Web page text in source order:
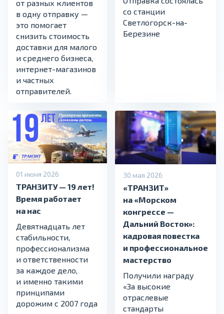
от разных клиентов
в одну отправку —
это помогает
снизить стоимость
доставки для малого
и среднего бизнеса,
интернет-магазинов
и частных
отправителей.
со станции
Светлогорск-на-
Березине
01 июня 2026
ТРАНЗИТУ — 19 лет!
Время работает
на нас
Девятнадцать лет
стабильности,
профессионализма
и ответственности
за каждое дело,
и именно такими
принципами
дорожим с 2007 года
30 мая 2026
«ТРАНЗИТ»
на «Морском
конгрессе —
Дальний Восток»:
кадровая повестка
и профессиональное
мастерство
Получили награду
«За высокие
отраслевые
стандарты